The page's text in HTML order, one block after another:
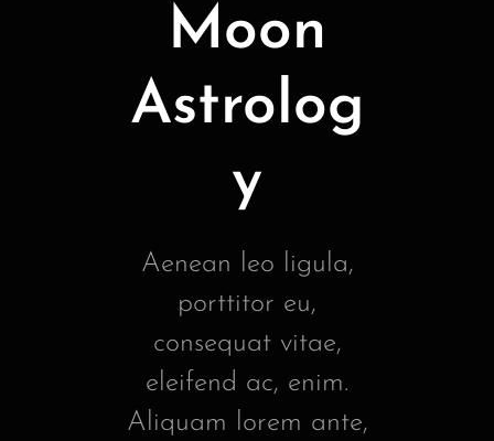
Moon
Astrolog
y
Aenean leo ligula,
porttitor eu,
consequat vitae,
eleifend ac, enim.
Aliquam lorem ante,